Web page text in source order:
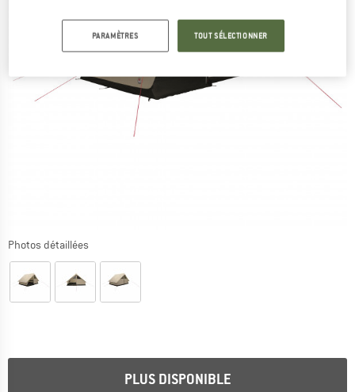
Photos détaillées
PLUS DISPONIBLE
PARAMÈTRES TOUT SÉLECTIONNER